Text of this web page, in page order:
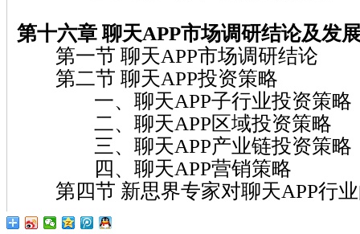
第十六章 聊天APP市场调研结论及发
第一节 聊天APP市场调研结论
第二节 聊天APP投资策略
一、聊天APP子行业投资策略
二、聊天APP区域投资策略
三、聊天APP产业链投资策略
四、聊天APP营销策略
第四节 新思界专家对聊天APP行业